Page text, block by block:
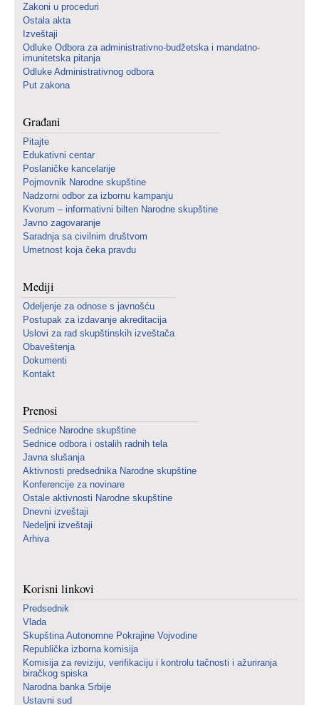
Zakoni u proceduri
Ostala akta
Izveštaji
Odluke Odbora za administrativno-budžetska i mandatno-
imunitetska pitanja
Odluke Administrativnog odbora
Put zakona
Građani
Pitajte
Edukativni centar
Poslaničke kancelarije
Pojmovnik Narodne skupštine
Nadzorni odbor za izbornu kampanju
Kvorum – informativni bilten Narodne skupštine
Javno zagovaranje
Saradnja sa civilnim društvom
Umetnost koja čeka pravdu
Mediji
Odeljenje za odnose s javnošću
Postupak za izdavanje akreditacija
Uslovi za rad skupštinskih izveštača
Obaveštenja
Dokumenti
Kontakt
Prenosi
Sednice Narodne skupštine
Sednice odbora i ostalih radnih tela
Javna slušanja
Aktivnosti predsednika Narodne skupštine
Konferencije za novinare
Ostale aktivnosti Narodne skupštine
Dnevni izveštaji
Nedeljni izveštaji
Arhiva
Korisni linkovi
Predsednik
Vlada
Skupština Autonomne Pokrajine Vojvodine
Republička izborna komisija
Komisija za reviziju, verifikaciju i kontrolu tačnosti i ažuriranja
biračkog spiska
Narodna banka Srbije
Ustavni sud